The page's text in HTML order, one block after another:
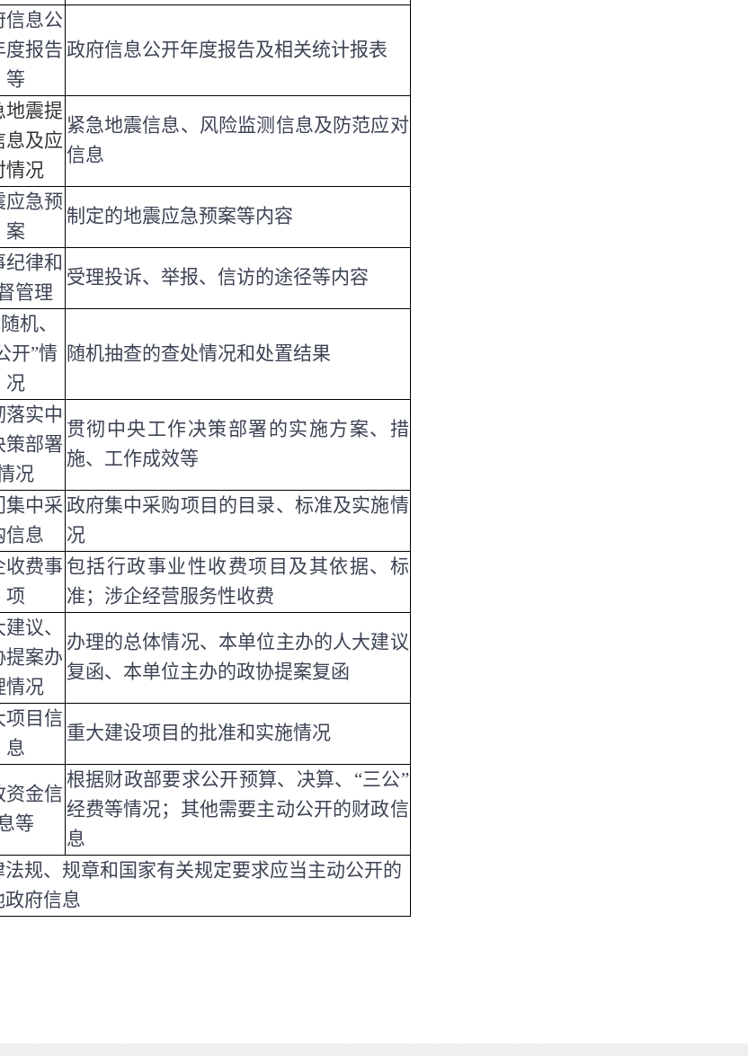
信息公
度报告
等
政府信息公开年度报告及相关统计报表
地震提
息及应
情况
紧急地震信息、风险监测信息及防范应对
信息
应急预
案
制定的地震应急预案等内容
纪律和
管理
受理投诉、举报、信访的途径等内容
机、
开”情
况
随机抽查的查处情况和处置结果
落实中
策部署
况
贯彻中央工作决策部署的实施方案、措
施、工作成效等
集中采
信息
政府集中采购项目的目录、标准及实施情
况
收费事
项
包括行政事业性收费项目及其依据、标
准；涉企经营服务性收费
议、
提案办
情况
办理的总体情况、本单位主办的人大建议
复函、本单位主办的政协提案复函
项目信
息
重大建设项目的批准和实施情况
资金信
等
根据财政部要求公开预算、决算、“三公”
经费等情况；其他需要主动公开的财政信
息
法规、规章和国家有关规定要求应当主动公开的
政府信息